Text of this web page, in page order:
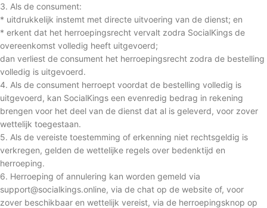
3. Als de consument:
* uitdrukkelijk instemt met directe uitvoering van de dienst; en
* erkent dat het herroepingsrecht vervalt zodra SocialKings de
overeenkomst volledig heeft uitgevoerd;
dan verliest de consument het herroepingsrecht zodra de bestelling
volledig is uitgevoerd.
4. Als de consument herroept voordat de bestelling volledig is
uitgevoerd, kan SocialKings een evenredig bedrag in rekening
brengen voor het deel van de dienst dat al is geleverd, voor zover
wettelijk toegestaan.
5. Als de vereiste toestemming of erkenning niet rechtsgeldig is
verkregen, gelden de wettelijke regels over bedenktijd en
herroeping.
6. Herroeping of annulering kan worden gemeld via
support@socialkings.online, via de chat op de website of, voor
zover beschikbaar en wettelijk vereist, via de herroepingsknop op